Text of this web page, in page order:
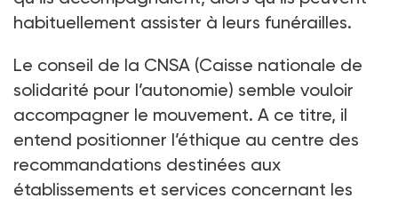
habituellement assister à leurs funérailles.
Le conseil de la CNSA (Caisse nationale de
solidarité pour l’autonomie) semble vouloir
accompagner le mouvement. A ce titre, il
entend positionner l’éthique au centre des
recommandations destinées aux
établissements et services concernant les